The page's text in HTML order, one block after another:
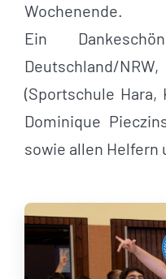
Wochenende.
Ein
Deutschland/
(Sportschule Hara,
Dominique
sowie allen Helfern